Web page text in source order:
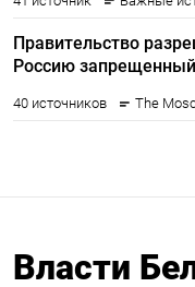
Власти